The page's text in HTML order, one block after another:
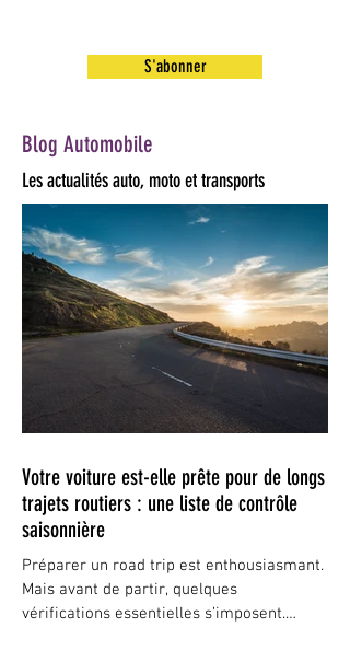
S'abonner
Blog Automobile
Les actualités auto, moto et transports
Votre voiture est-elle prête pour de longs
trajets routiers : une liste de contrôle
saisonnière
Préparer un road trip est enthousiasmant.
Mais avant de partir, quelques
vérifications essentielles s’imposent.